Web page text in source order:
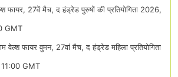
फायर, 27वें मैच, द हंड्रेड पुरुषों की प्रतियोगिता 2026,
GMT
वेल्श फायर वुमन, 27वां मैच, द हंड्रेड महिला प्रतियोगिता
GMT